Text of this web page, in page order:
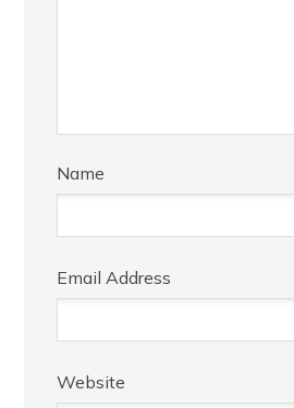
Name
Email Address
Website